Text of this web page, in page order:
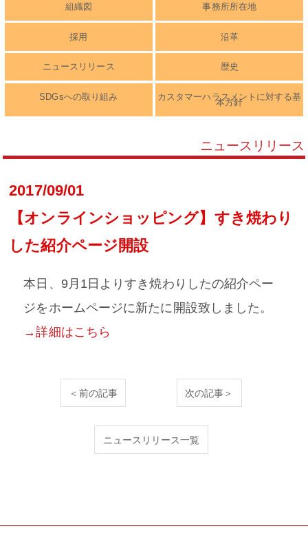
組織図 事務所所在地
採用 沿革
ニュースリリース 歴史
SDGsへの取り組み カスタマーハラスメントに対する基
本方針
ニュースリリース
2017/09/01
【オンラインショッピング】すき焼わり
した紹介ページ開設
本日、9月1日よりすき焼わりしたの紹介ペー
ジをホームページに新たに開設致しました。
→詳細はこちら
＜前の記事 次の記事＞
ニュースリリース一覧